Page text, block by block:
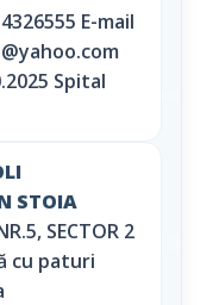
E-mail
Spital
STOIA
SECTOR 2
cu paturi